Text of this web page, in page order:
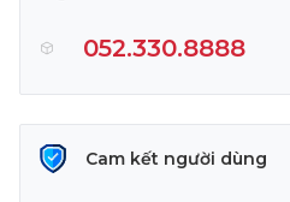
052.330.8888
Cam kết người dùng